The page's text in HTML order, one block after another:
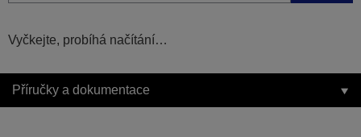
Vyčkejte, probíhá načítání…
Příručky a dokumentace